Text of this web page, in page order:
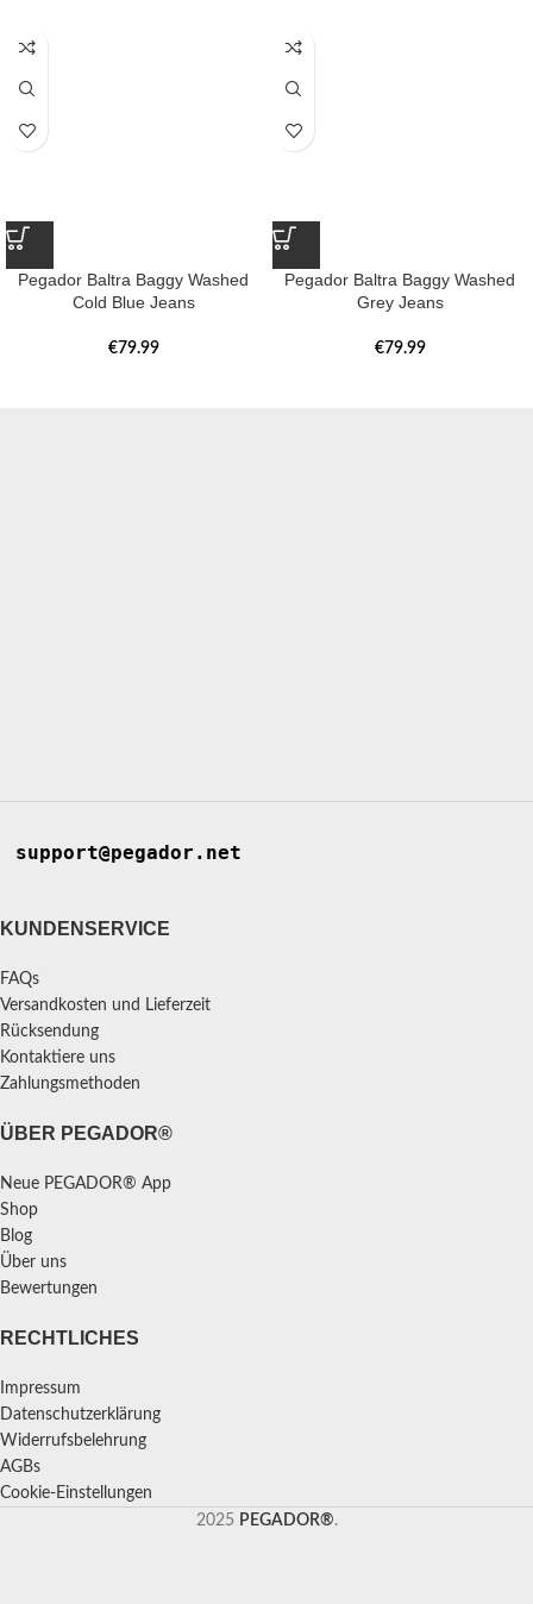
Pegador Baltra Baggy Washed
Cold Blue Jeans
€79.99
Pegador Baltra Baggy Washed
Grey Jeans
€79.99
support@pegador.net
KUNDENSERVICE
FAQs
Versandkosten und Lieferzeit
Rücksendung
Kontaktiere uns
Zahlungsmethoden
ÜBER PEGADOR®
Neue PEGADOR® App
Shop
Blog
Über uns
Bewertungen
RECHTLICHES
Impressum
Datenschutzerklärung
Widerrufsbelehrung
AGBs
Cookie-Einstellungen
2025 PEGADOR®.